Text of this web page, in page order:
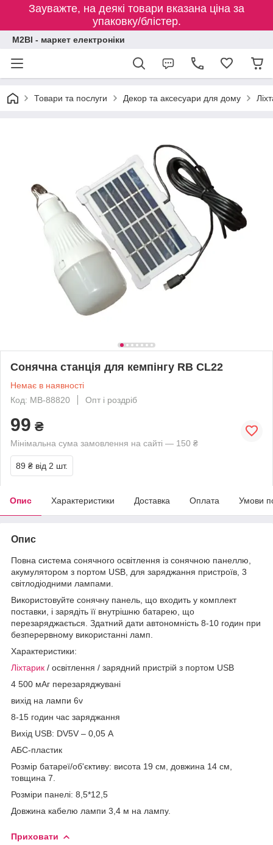
Зауважте, на деякі товари вказана ціна за
упаковку/блістер.
M2BI - маркет електроніки
Товари та послуги Декор та аксесуари для дому
Сонячна станція для кемпінгу RB CL22
Немає в наявності
Код: MB-88820
Опт і роздріб
99 ₴
Мінімальна сума замовлення на сайті — 150 ₴
89 ₴ від 2 шт.
Опис Характеристики Доставка Оплата Умови
Опис
Повна система сонячного освітлення із сонячною панеллю,
акумулятором з портом USB, для заряджання пристроїв, 3
світлодіодними лампами.
Використовуйте сонячну панель, що входить у комплект
поставки, і зарядіть її внутрішню батарею, що
перезаряджається. Здатний дати автономність 8-10 годин при
безперервному використанні ламп.
Характеристики:
Ліхтарик / освітлення / зарядний пристрій з портом USB
4 500 мАг перезаряджувані
вихід на лампи 6v
8-15 годин час заряджання
Вихід USB: DV5V – 0,05 А
АБС-пластик
Розмір батареї/об'єктиву: висота 19 см, довжина 14 см,
товщина 7.
Розміри панелі: 8,5*12,5
Довжина кабелю лампи 3,4 м на лампу.
Приховати